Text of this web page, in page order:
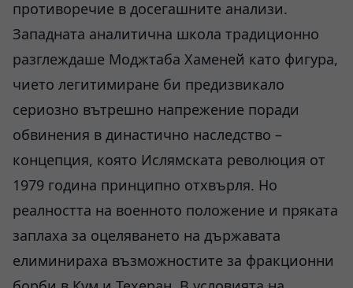
противоречие в досегашните анализи.
Западната аналитична школа традиционно
разглеждаше Моджтаба Хаменей като фигура,
чието легитимиране би предизвикало
сериозно вътрешно напрежение поради
обвинения в династично наследство –
концепция, която Ислямската революция от
1979 година принципно отхвърля. Но
реалността на военното положение и пряката
заплаха за оцеляването на държавата
елиминираха възможностите за фракционни